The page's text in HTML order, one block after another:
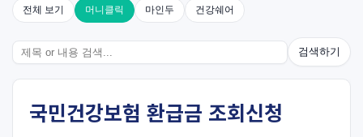
전체 보기 머니클릭 마인두 건강쉐어
검색하기
국민건강보험 환급금 조회신청